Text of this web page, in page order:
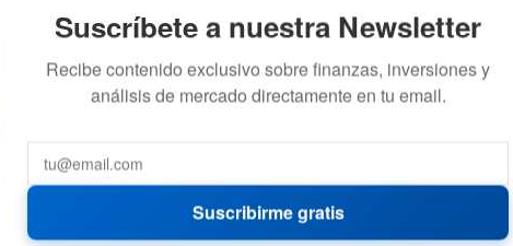
TSMC y ASML: Ganancias récord y un futuro
Suscríbete a nuestra Newsletter
Recibe contenido exclusivo sobre finanzas, inversiones y
análisis de mercado directamente en tu email.
Suscribirme gratis